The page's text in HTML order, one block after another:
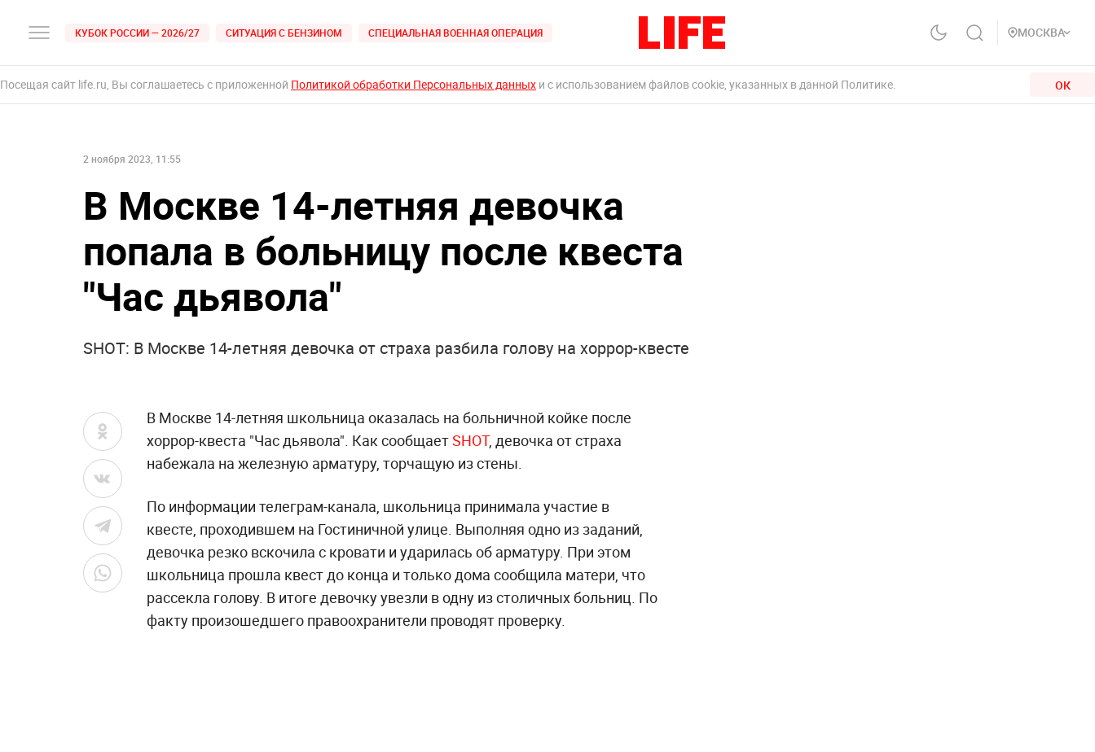
КУБОК РОССИИ — 2026/27 СИТУАЦИЯ С БЕНЗИНОМ СПЕЦИАЛЬНАЯ ВОЕННАЯ ОПЕРАЦИЯ МОСКВА
Посещая сайт life.ru, Вы соглашаетесь с приложенной Политикой обработки Персональных данных и с использованием файлов cookie, указанных в данной Политике. ОК
2 ноября 2023, 11:55
В Москве 14-летняя девочка
попала в больницу после квеста
"Час дьявола"
SHOT: В Москве 14-летняя девочка от страха разбила голову на хоррор-квесте
В Москве 14-летняя школьница оказалась на больничной койке после
хоррор-квеста "Час дьявола". Как сообщаетSHOT, девочка от страха
набежала на железную арматуру, торчащую из стены.
По информации телеграм-канала, школьница принимала участие в
квесте, проходившем на Гостиничной улице. Выполняя одно из заданий,
девочка резко вскочила с кровати и ударилась об арматуру. При этом
школьница прошла квест до конца и только дома сообщила матери, что
рассекла голову. В итоге девочку увезли в одну из столичных больниц. По
факту произошедшего правоохранители проводят проверку.